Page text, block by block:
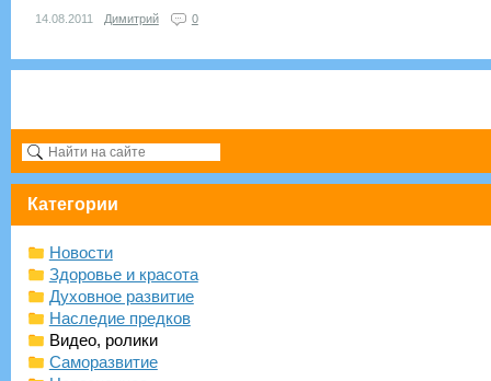
14.08.2011 Димитрий 0
Категории
Новости
Здоровье и красота
Духовное развитие
Наследие предков
Видео, ролики
Саморазвитие